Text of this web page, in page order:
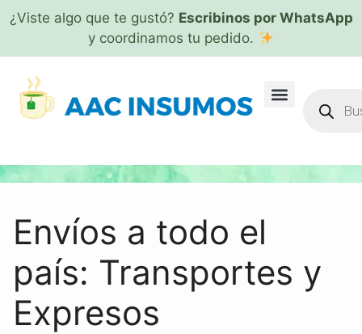
¿Viste algo que te gustó? Escribinos por WhatsApp
y coordinamos tu pedido.
Envíos a todo el
país: Transportes y
Expresos